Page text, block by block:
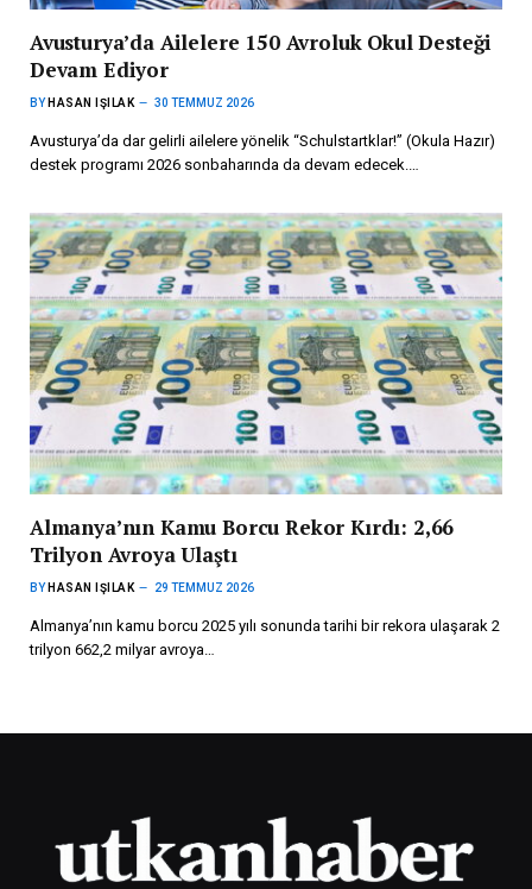
Avusturya’da Ailelere 150 Avroluk Okul Desteği
Devam Ediyor
BY HASAN IŞILAK 30 TEMMUZ 2026
Avusturya’da dar gelirli ailelere yönelik “Schulstartklar!” (Okula Hazır)
destek programı 2026 sonbaharında da devam edecek.…
Almanya’nın Kamu Borcu Rekor Kırdı: 2,66
Trilyon Avroya Ulaştı
BY HASAN IŞILAK 29 TEMMUZ 2026
Almanya’nın kamu borcu 2025 yılı sonunda tarihi bir rekora ulaşarak 2
trilyon 662,2 milyar avroya…